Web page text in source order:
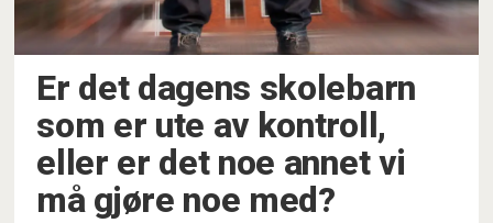
Er det dagens skolebarn
som er ute av kontroll,
eller er det noe annet vi
må gjøre noe med?